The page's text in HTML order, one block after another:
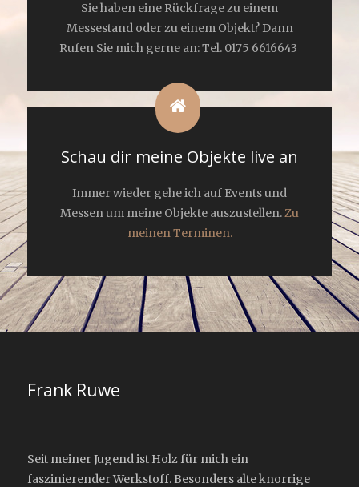
Sie haben eine Rückfrage zu einem
Messestand oder zu einem Objekt? Dann
Rufen Sie mich gerne an: Tel. 0175 6616643
Schau dir meine Objekte live an
Immer wieder gehe ich auf Events und
Messen um meine Objekte auszustellen.Zu
meinen Terminen.
Frank Ruwe
Seit meiner Jugend ist Holz für mich ein
faszinierender Werkstoff. Besonders alte knorrige